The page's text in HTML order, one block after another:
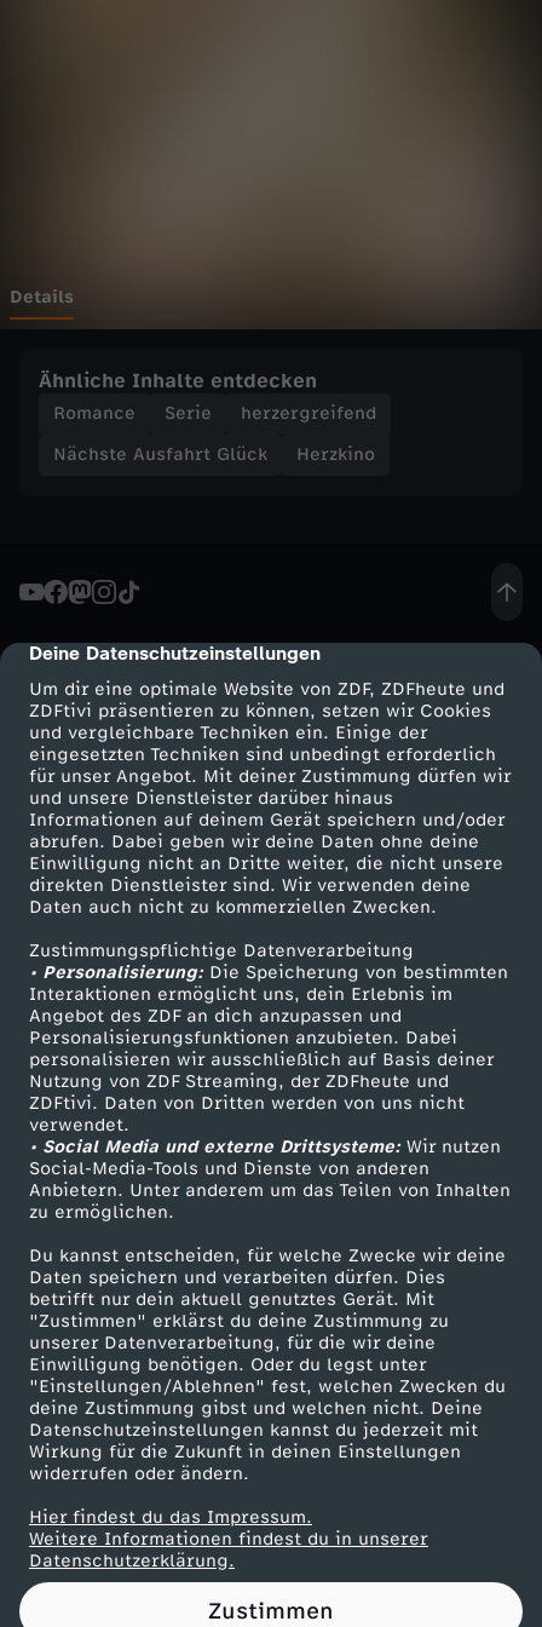
cmp-dialog-description
Deine Datenschutzeinstellungen
Um dir eine optimale Website von ZDF, ZDFheute und
ZDFtivi präsentieren zu können, setzen wir Cookies
und vergleichbare Techniken ein. Einige der
eingesetzten Techniken sind unbedingt erforderlich
für unser Angebot. Mit deiner Zustimmung dürfen wir
und unsere Dienstleister darüber hinaus
Informationen auf deinem Gerät speichern und/oder
abrufen. Dabei geben wir deine Daten ohne deine
Einwilligung nicht an Dritte weiter, die nicht unsere
direkten Dienstleister sind. Wir verwenden deine
Daten auch nicht zu kommerziellen Zwecken.
Zustimmungspflichtige Datenverarbeitung
• Personalisierung:Die Speicherung von bestimmten
Interaktionen ermöglicht uns, dein Erlebnis im
Angebot des ZDF an dich anzupassen und
Personalisierungsfunktionen anzubieten. Dabei
personalisieren wir ausschließlich auf Basis deiner
Nutzung von ZDF Streaming, der ZDFheute und
ZDFtivi. Daten von Dritten werden von uns nicht
verwendet.
• Social Media und externe Drittsysteme:Wir nutzen
Social-Media-Tools und Dienste von anderen
Anbietern. Unter anderem um das Teilen von Inhalten
zu ermöglichen.
Du kannst entscheiden, für welche Zwecke wir deine
Daten speichern und verarbeiten dürfen. Dies
betrifft nur dein aktuell genutztes Gerät. Mit
"Zustimmen" erklärst du deine Zustimmung zu
unserer Datenverarbeitung, für die wir deine
Einwilligung benötigen. Oder du legst unter
"Einstellungen/Ablehnen" fest, welchen Zwecken du
deine Zustimmung gibst und welchen nicht. Deine
Datenschutzeinstellungen kannst du jederzeit mit
Wirkung für die Zukunft in deinen Einstellungen
widerrufen oder ändern.
Hier findest du das Impressum.
Weitere Informationen findest du in unserer
Datenschutzerklärung.
Zustimmen
h
t
ü
c
k
-
E
r
n
s
t
S
t
ö
t
z
n
e
r
u
Details
Ähnliche Inhalte entdecken
Romance Serie
herzergreifend
Nächste Ausfahrt Glück
Herzkino
Mehr ZDF
ZDF-Apps
Smart TV
ZDFtext
Livestreams
Sendungen A-Z
TV-Programm
Service
ZDFmitreden
Kontakt zum ZDF
Tickets
Zuschauerservice
Hilfe
ZDF Unternehmen
Karriere
ZDF goes Schule
Werbefernsehen
Mainzelmännchen
Partner